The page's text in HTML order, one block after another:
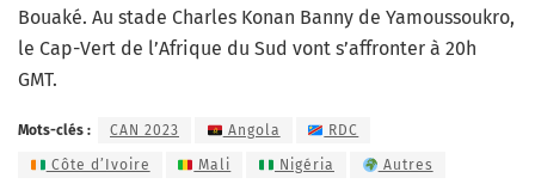
Bouaké. Au stade Charles Konan Banny de Yamoussoukro,
le Cap-Vert de l’Afrique du Sud vont s’affronter à 20h
GMT.
Mots-clés : CAN 2023 Angola RDC
Côte d’Ivoire Mali Nigéria Autres